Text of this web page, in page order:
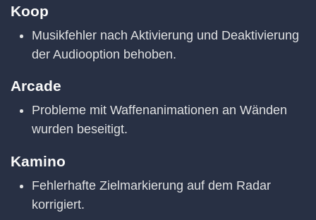
Koop
Musikfehler nach Aktivierung und Deaktivierung
der Audiooption behoben.
Arcade
Probleme mit Waffenanimationen an Wänden
wurden beseitigt.
Kamino
Fehlerhafte Zielmarkierung auf dem Radar
korrigiert.